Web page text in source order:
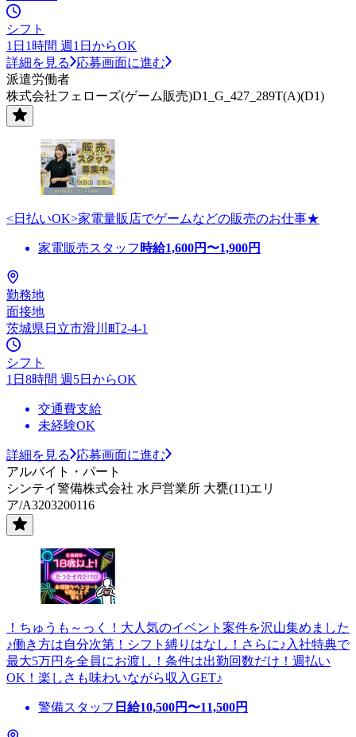
シフト
1日1時間 週1日からOK
詳細を見る
応募画面に進む
派遣労働者
株式会社フェローズ(ゲーム販売)D1_G_427_289T(A)(D1)
<日払いOK>家電量販店でゲームなどの販売のお仕事★
家電販売スタッフ 時給1,600円〜1,900円
勤務地
面接地
茨城県日立市滑川町2-4-1
シフト
1日8時間 週5日からOK
交通費支給
未経験OK
詳細を見る
応募画面に進む
アルバイト・パート
シンテイ警備株式会社 水戸営業所 大甕(11)エリ
ア/A3203200116
！ちゅうも～っく！大人気のイベント案件を沢山集めました
♪働き方は自分次第！シフト縛りはなし！さらに♪入社特典で
最大5万円を全員にお渡し！条件は出勤回数だけ！週払い
OK！楽しさも味わいながら収入GET♪
警備スタッフ 日給10,500円〜11,500円